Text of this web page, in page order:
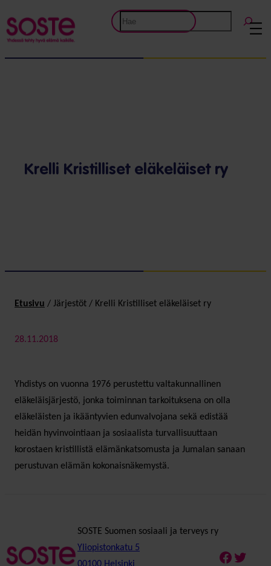
Etsi
Krelli Kristilliset eläkeläiset ry
Etusivu / Järjestöt / Krelli Kristilliset eläkeläiset ry
28.11.2018
Yhdistys on vuonna 1976 perustettu valtakunnallinen
eläkeläisjärjestö, jonka toiminnan tarkoituksena on olla
eläkeläisten ja ikääntyvien edunvalvojana sekä edistää
heidän hyvinvointiaan ja sosiaalista turvallisuuttaan
korostaen kristillistä elämänkatsomusta ja Jumalan sanaan
perustuvan elämän kokonaisnäkemystä.
SOSTE Suomen sosiaali ja terveys ry
Yliopistonkatu 5